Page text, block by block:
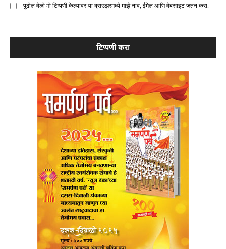
पुढील वेळी मी टिप्पणी केल्यावर या ब्राउझरमध्ये माझे नाव, ईमेल आणि वेबसाइट जतन करा.